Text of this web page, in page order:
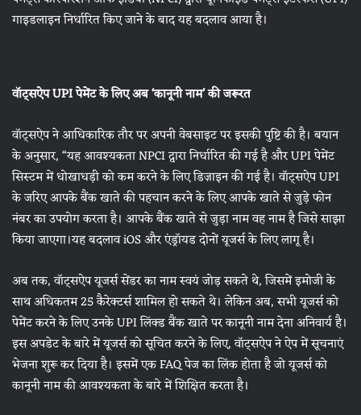
गाइडलाइन निर्धारित किए जाने के बाद यह बदलाव आया है।
वॉट्सऐप UPI पेमेंट के लिए अब ‘कानूनी नाम’ की जरूरत
वॉट्सऐप ने आधिकारिक तौर पर अपनी वेबसाइट पर इसकी पुष्टि की है। बयान
के अनुसार, “यह आवश्यकता NPCI द्वारा निर्धारित की गई है और UPI पेमेंट
सिस्टम में धोखाधड़ी को कम करने के लिए डिज़ाइन की गई है। वॉट्सऐप UPI
के जरिए आपके बैंक खाते की पहचान करने के लिए आपके खाते से जुड़े फोन
नंबर का उपयोग करता है। आपके बैंक खाते से जुड़ा नाम वह नाम है जिसे साझा
किया जाएगा।यह बदलाव iOS और एंड्रॉयड दोनों यूजर्स के लिए लागू है।
अब तक, वॉट्सऐप यूजर्स सेंडर का नाम स्वयं जोड़ सकते थे, जिसमें इमोजी के
साथ अधिकतम 25 कैरेक्टर्स शामिल हो सकते थे। लेकिन अब, सभी यूजर्स को
पेमेंट करने के लिए उनके UPI लिंक्ड बैंक खाते पर कानूनी नाम देना अनिवार्य है।
इस अपडेट के बारे में यूजर्स को सूचित करने के लिए, वॉट्सऐप ने ऐप में सूचनाएं
भेजना शुरू कर दिया है। इसमें एक FAQ पेज का लिंक होता है जो यूजर्स को
कानूनी नाम की आवश्यकता के बारे में शिक्षित करता है।